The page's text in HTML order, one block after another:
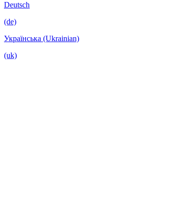
Deutsch
(de)
Українська (Ukrainian)
(uk)